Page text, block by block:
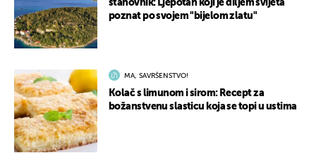
stanovnik: Ljepotan koji je diljem svijeta
poznat po svojem "bijelom zlatu"
MA, SAVRŠENSTVO!
Kolač s limunom i sirom: Recept za
božanstvenu slasticu koja se topi u ustima